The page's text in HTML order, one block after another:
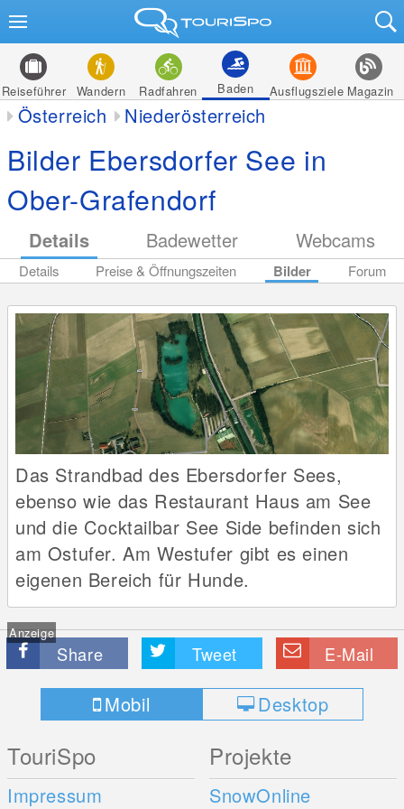
Reiseführer Wandern Radfahren Baden Ausflugsziele Magazin
Österreich Niederösterreich
Bilder Ebersdorfer See in
Ober-Grafendorf
Details Badewetter Webcams
Details Preise & Öffnungszeiten Bilder Forum
Das Strandbad des Ebersdorfer Sees,
ebenso wie das Restaurant Haus am See
und die Cocktailbar See Side befinden sich
am Ostufer. Am Westufer gibt es einen
eigenen Bereich für Hunde.
Anzeige
Share Tweet E-Mail
Mobil Desktop
TouriSpo
Impressum
Projekte
SnowOnline